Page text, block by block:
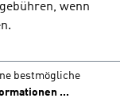
wenn
bestmögliche
...